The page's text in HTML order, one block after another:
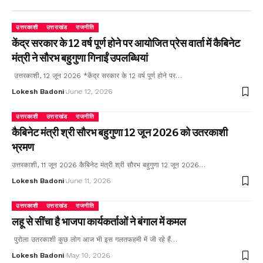
उत्तरकाशी उत्तराखंड राजनीति
केंद्र सरकार के 12 वर्ष पूर्ण होने पर आयोजित प्रेस वार्ता में कैबिनेट
मंत्री ने सौरभ बहुगुणा गिनाईं उपलब्धियां
उत्तरकाशी, 12 जून 2026 *केंद्र सरकार के 12 वर्ष पूर्ण होने पर…
Lokesh Badoni June 12, 2026
उत्तरकाशी उत्तराखंड राजनीति
कैबिनेट मंत्री श्री सौरभ बहुगुणा 12 जून 2026 को उतरकाशी
भ्रमण
उत्तरकाशी, 11 जून 2026 कैबिनेट मंत्री श्री सौरभ बहुगुणा 12 जून 2026…
Lokesh Badoni June 11, 2026
उत्तरकाशी उत्तराखंड राजनीति
लहू से सींचा है भाजपा कार्यकर्ताओं ने बंगाल में कमल
पुरोला उतरकाशी कुछ लोग आज भी इस गलतफहमी में जी रहे हैं…
Lokesh Badoni May 10, 2026